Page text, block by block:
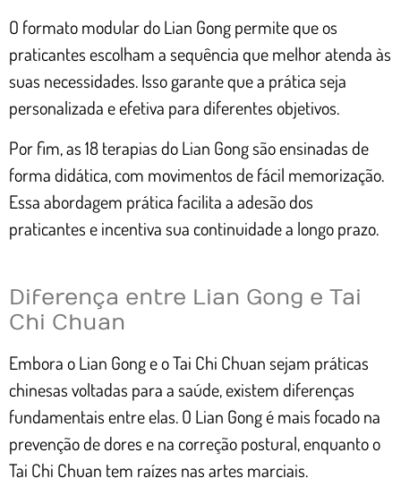
O formato modular do Lian Gong permite que os
praticantes escolham a sequência que melhor atenda às
suas necessidades. Isso garante que a prática seja
personalizada e efetiva para diferentes objetivos.
Por fim, as 18 terapias do Lian Gong são ensinadas de
forma didática, com movimentos de fácil memorização.
Essa abordagem prática facilita a adesão dos
praticantes e incentiva sua continuidade a longo prazo.
Diferença entre Lian Gong e Tai
Chi Chuan
Embora o Lian Gong e o Tai Chi Chuan sejam práticas
chinesas voltadas para a saúde, existem diferenças
fundamentais entre elas. O Lian Gong é mais focado na
prevenção de dores e na correção postural, enquanto o
Tai Chi Chuan tem raízes nas artes marciais.